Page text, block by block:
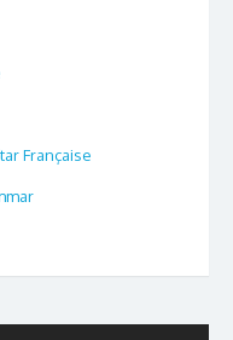
Française